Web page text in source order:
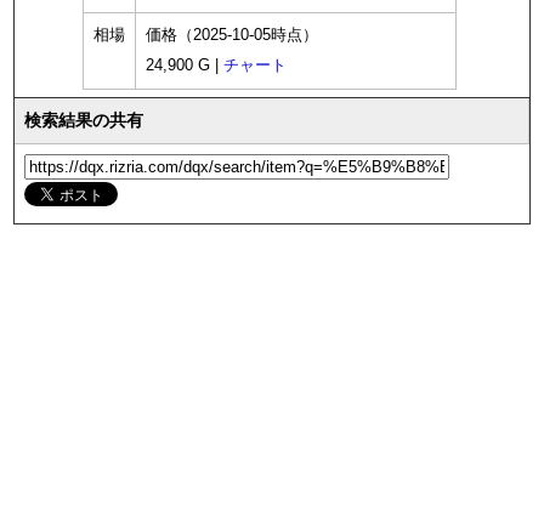
相場
価格（2025-10-05時点）
24,900 G | チャート
検索結果の共有